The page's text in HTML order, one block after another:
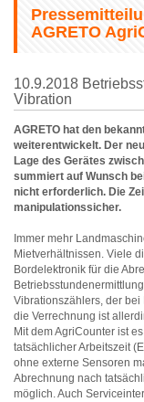
AGRETO
10.9.2018
Vibration
AGRETO hat den
weiterentwickelt. Der
Lage des Gerätes
summiert auf Wunsch
nicht erforderlich. Die
manipulationssicher.
Immer mehr
Mietverhältnissen. Viele
Bordelektronik für die
Vibrationszählers, der
die Verrechnung ist
Mit dem AgriCounter ist
tatsächlicher Arbeitszeit
ohne externe Sensoren
Abrechnung nach
möglich. Auch